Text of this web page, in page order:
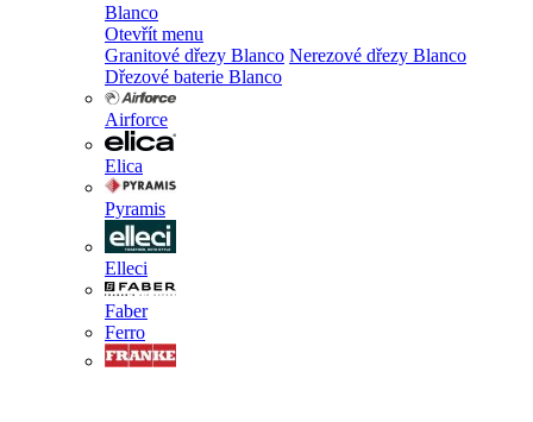
Blanco
Otevřít menu
Granitové dřezy Blanco Nerezové dřezy Blanco
Dřezové baterie Blanco
Airforce
Elica
Pyramis
Elleci
Faber
Ferro